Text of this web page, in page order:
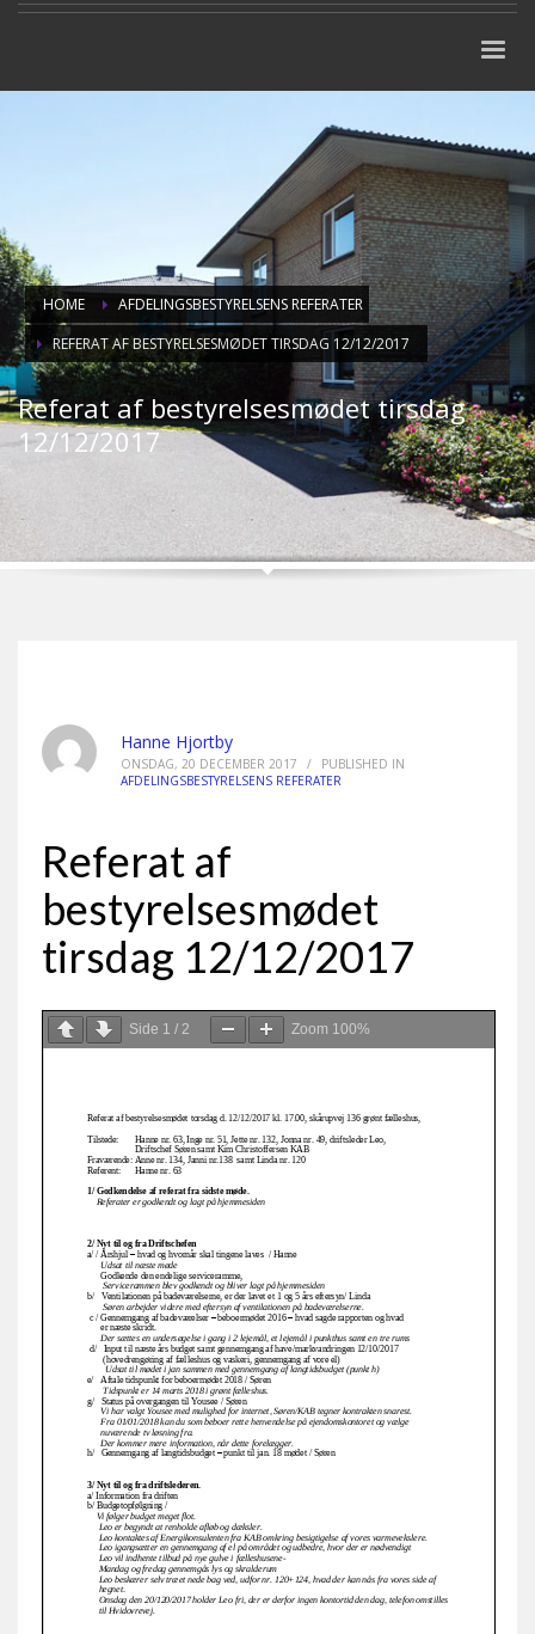
HOME
AFDELINGSBESTYRELSENS REFERATER
REFERAT AF BESTYRELSESMØDET TIRSDAG 12/12/2017
Referat af bestyrelsesmødet tirsdag
12/12/2017
Hanne Hjortby
ONSDAG, 20 DECEMBER 2017 /
PUBLISHED IN
AFDELINGSBESTYRELSENS REFERATER
Referat af
bestyrelsesmødet
tirsdag 12/12/2017
Side 1 / 2 Zoom 100%